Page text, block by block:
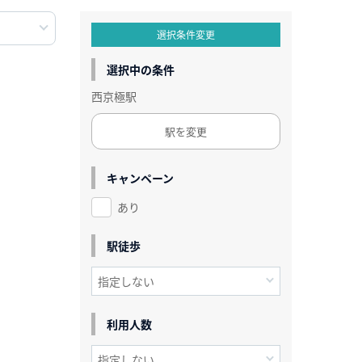
選択条件変更
選択中の条件
西京極駅
駅を変更
キャンペーン
あり
駅徒歩
利用人数